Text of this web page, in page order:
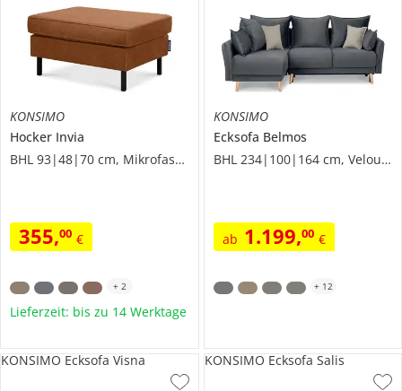
KONSIMO
Hocker Invia
BHL 93|48|70 cm, Mikrofaser in Leder-Optik
355,00 €
+ 2
Lieferzeit: bis zu 14 Werktage
KONSIMO
Ecksofa Belmos
BHL 234|100|164 cm, Velours
ab 1.199,00 €
+ 12
KONSIMO Ecksofa Visna KONSIMO Ecksofa Salis